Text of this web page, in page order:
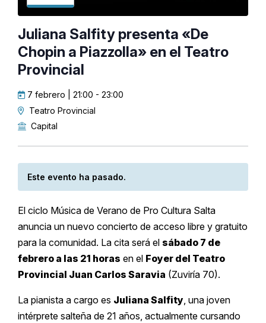
Juliana Salfity presenta «De
Chopin a Piazzolla» en el Teatro
Provincial
7 febrero | 21:00 - 23:00
Teatro Provincial
Capital
Este evento ha pasado.
El ciclo Música de Verano de Pro Cultura Salta
anuncia un nuevo concierto de acceso libre y gratuito
para la comunidad. La cita será el sábado 7 de
febrero a las 21 horas en el Foyer del Teatro
Provincial Juan Carlos Saravia (Zuviría 70).
La pianista a cargo es Juliana Salfity, una joven
intérprete salteña de 21 años, actualmente cursando